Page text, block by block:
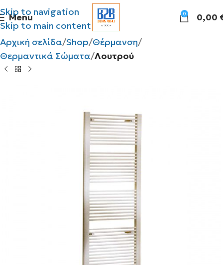
Skip to navigation
Skip to main content
Menu 0 0,00
Αρχική σελίδα Shop Θέρμανση
Θερμαντικά Σώματα Λουτρού